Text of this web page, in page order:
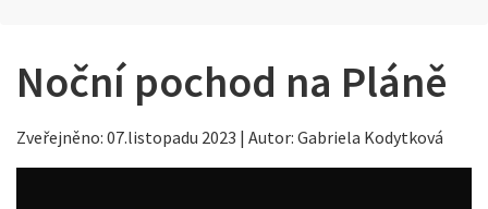
Noční pochod na Pláně
Zveřejněno: 07.listopadu 2023 | Autor: Gabriela Kodytková